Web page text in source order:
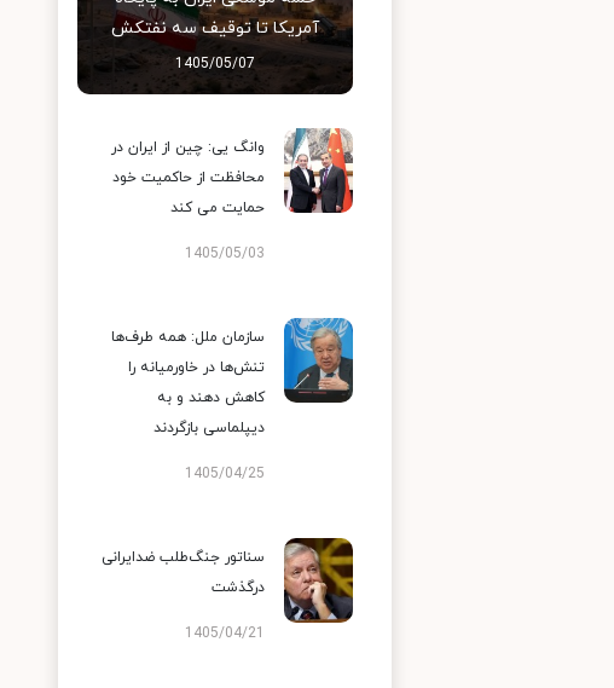
آمریکا تا توقیف سه نفتکش
1405/05/07
وانگ یی: چین از ایران در
محافظت از حاکمیت خود
حمایت می کند
1405/05/03
سازمان ملل: همه طرف‌ها
تنش‌ها در خاورمیانه را
کاهش دهند و به
دیپلماسی بازگردند
1405/04/25
سناتور جنگ‌طلب ضدایرانی
درگذشت
1405/04/21